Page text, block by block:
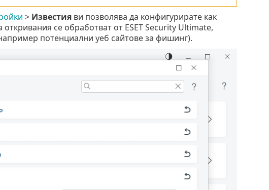
> Известияви позволява да конфигурирате как
се обработват от ESET Security Ultimate,
потенциални уеб сайтове за фишинг).